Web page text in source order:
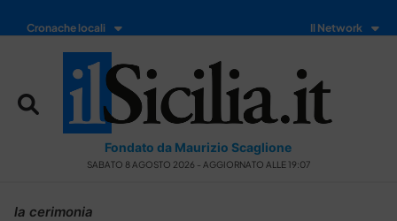
Cronache locali Il Network
Fondato da Maurizio Scaglione
SABATO 8 AGOSTO 2026 - AGGIORNATO ALLE 19:07
la cerimonia